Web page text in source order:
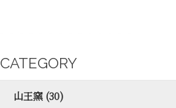
CATEGORY
山王窯 (30)